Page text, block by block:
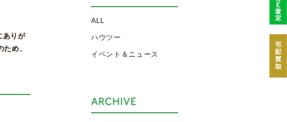
ありが
め、
ALL
ハウツー
イベント＆ニュース